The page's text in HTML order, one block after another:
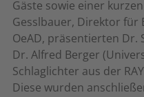
Gäste sowie einer
Gesslbauer, Direktor für
OeAD, präsentierten Dr.
Dr. Alfred Berger
Schlaglichter aus der
Diese wurden